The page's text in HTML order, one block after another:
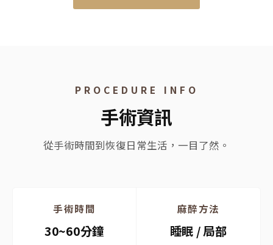
PROCEDURE INFO
手術資訊
從手術時間到恢復日常生活，一目了然。
手術時間
30~60分鐘
麻醉方法
睡眠 / 局部